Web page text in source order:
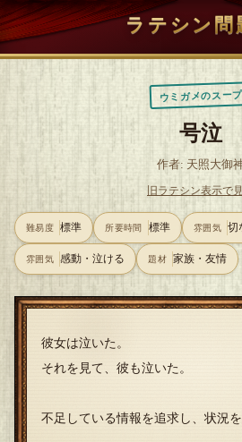
ラテシン問
ウミガメのスープ
号泣
作者: 天照大御
旧ラテシン表示で
難易度 標準 所要時間 標準 雰囲気 切
雰囲気 感動・泣ける 題材 家族・友情
彼女は泣いた。
それを見て、彼も泣いた。
不足している情報を追求し、状況を